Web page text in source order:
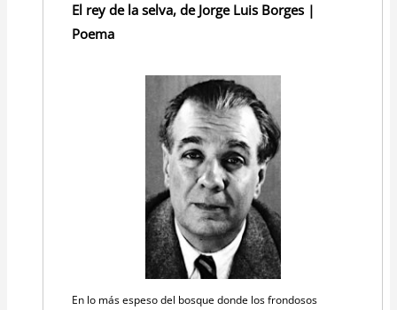
El rey de la selva, de Jorge Luis Borges |
Poema
En lo más espeso del bosque donde los frondosos